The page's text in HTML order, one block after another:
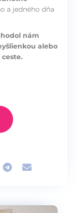
a jedného dňa
nám
alebo